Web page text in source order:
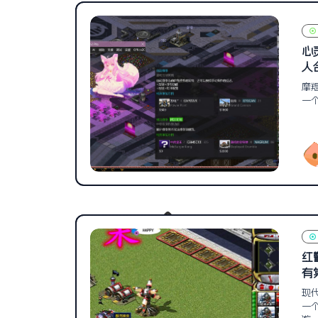
心
人
摩
一
红
有
现
一